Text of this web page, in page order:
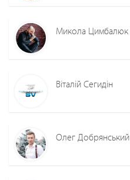
Микола Цимбалюк
Віталій Сегидін
Олег Добрянський